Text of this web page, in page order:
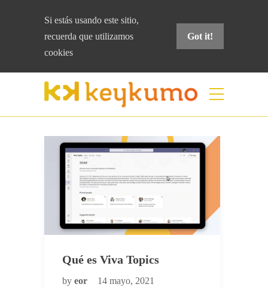
Si estás usando este sitio,
recuerda que utilizamos
cookies
Got it!
Qué es Viva Topics
by eor 14 mayo, 2021